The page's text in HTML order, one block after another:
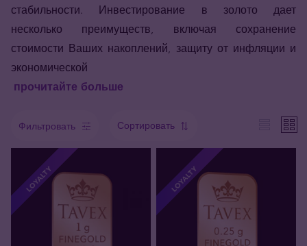
стабильности. Инвестирование в золото дает
несколько преимуществ, включая сохранение
стоимости Ваших накоплений, защиту от инфляции и
экономической
прочитайте больше
Фильтровать Сортировать
LOYALTY LOYALTY